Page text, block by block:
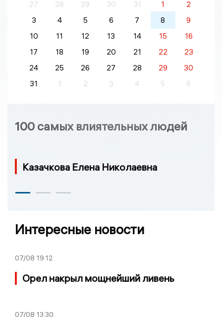
27
28 29 30 31 1
2
3
4 5 6 7 8
9
10
11 12 13 14 15
16
17
18 19 20 21 22
23
24
25 26 27 28 29
30
31
1 2 3 4 5 6
100 самых влиятельных людей
Казачкова Елена Николаевна
Интересные новости
07/08 19:12
Орел накрыл мощнейший ливень
07/08 13:30